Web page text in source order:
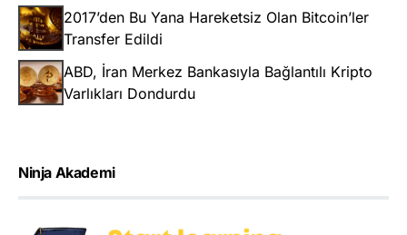
2017’den Bu Yana Hareketsiz Olan Bitcoin’ler
Transfer Edildi
ABD, İran Merkez Bankasıyla Bağlantılı Kripto
Varlıkları Dondurdu
Ninja Akademi